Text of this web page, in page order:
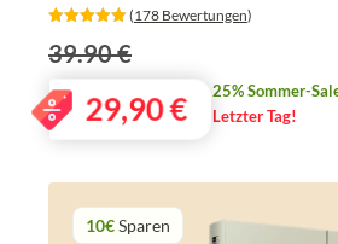
‎ (178 Bewertungen)
39.90 €
29,90€
25% Sommer-
Letzter Tag!
10€Sparen